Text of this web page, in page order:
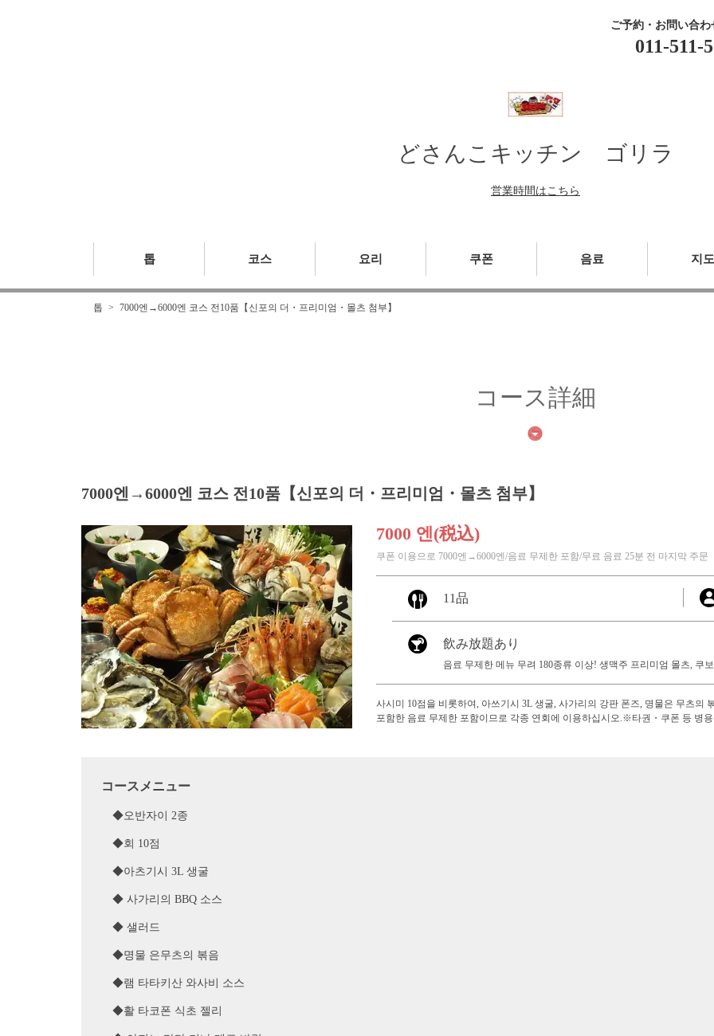
ご予約・お問い合わ
011-511-
どさんこキッチン ゴリラ
営業時間はこちら
톱 코스 요리 쿠폰 음료 지도
톱 7000엔→6000엔 코스 전10품【신포의 더・프리미엄・몰츠 첨부】
コース詳細
7000엔→6000엔 코스 전10품【신포의 더・프리미엄・몰츠 첨부】
7000 엔(税込)
쿠폰 이용으로 7000엔→6000엔/음료 무제한 포함/무료 음료 25분 전 마지막 주문
11品
飲み放題あり
음료 무제한 메뉴 무려 180종류 이상! 생맥주 프리미엄 몰츠, 쿠
사시미 10점을 비롯하여, 아쓰기시 3L 생굴, 사가리의 강판 폰즈, 명물은 무츠의
포함한 음료 무제한 포함이므로 각종 연회에 이용하십시오.※타권・쿠폰 등 병
コースメニュー
◆오반자이 2종
◆회 10점
◆아츠기시 3L 생굴
◆ 사가리의 BBQ 소스
◆ 샐러드
◆명물 은무츠의 볶음
◆램 타타키산 와사비 소스
◆활 타코폰 식초 젤리